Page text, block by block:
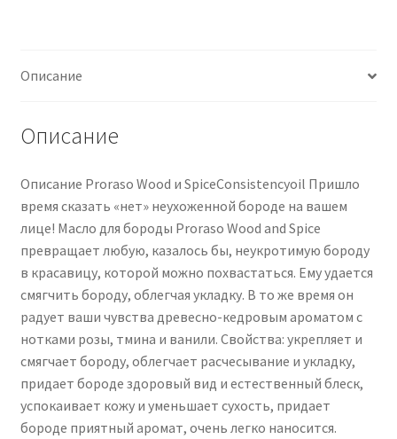
ml
Описание
Описание
Описание Proraso Wood и SpiceConsistencyoil Пришло
время сказать «нет» неухоженной бороде на вашем
лице! Масло для бороды Proraso Wood and Spice
превращает любую, казалось бы, неукротимую бороду
в красавицу, которой можно похвастаться. Ему удается
смягчить бороду, облегчая укладку. В то же время он
радует ваши чувства древесно-кедровым ароматом с
нотками розы, тмина и ванили. Свойства: укрепляет и
смягчает бороду, облегчает расчесывание и укладку,
придает бороде здоровый вид и естественный блеск,
успокаивает кожу и уменьшает сухость, придает
бороде приятный аромат, очень легко наносится.